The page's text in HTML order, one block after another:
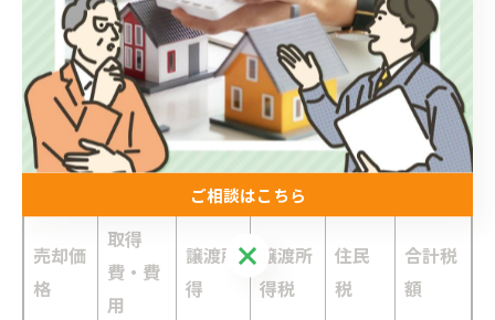
税金シミュレーションの例
下記は売却価格別に主要な税額をシミュレーションした
例です。実際の税額は取得費や諸費用、控除の有無で変
動します。
売却価
格
取得
費・費
用
譲渡所
得
譲渡所
得税
住民
税
合計税
額
ご相談はこちら
ご相談はこちら